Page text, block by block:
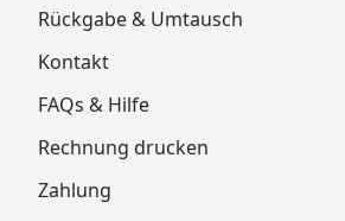
Rückgabe & Umtausch
Kontakt
FAQs & Hilfe
Rechnung drucken
Zahlung